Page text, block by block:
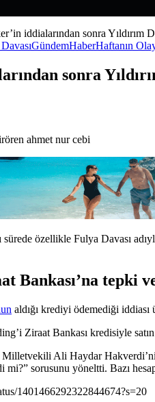
iddialarından sonra
GündemHaberHaftanın
sonra
özellikle Fulya Davası
Bankası’na
aldığı krediyi ödemediği iddiası
Ziraat Bankası kredisiyle
Ali Haydar
mi?” sorusunu yöneltti. Bazı
1401466292322844674?s=20